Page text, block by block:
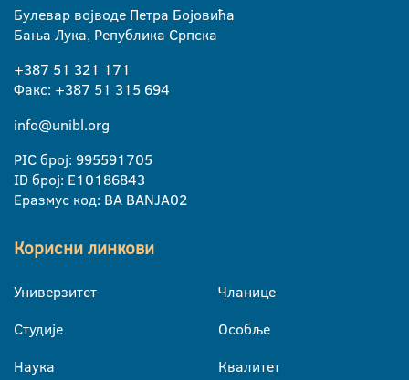
Булевар војводе Петра Бојовића
Бања Лука, Република Српска
+387 51 321 171
Факс: +387 51 315 694
info@unibl.org
PIC број: 995591705
ID број: E10186843
Еразмус код: BA BANJA02
Корисни линкови
Универзитет
Студије
Наука
Чланице
Особље
Квалитет